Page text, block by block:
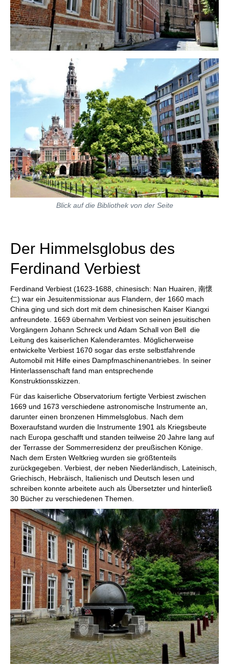
Blick auf die Bibliothek von der Seite
Der Himmelsglobus des
Ferdinand Verbiest
Ferdinand Verbiest (1623-1688, chinesisch: Nan Huairen, 南懷
仁) war ein Jesuitenmissionar aus Flandern, der 1660 mach
China ging und sich dort mit dem chinesischen Kaiser Kiangxi
anfreundete. 1669 übernahm Verbiest von seinen jesuitischen
Vorgängern Johann Schreck und Adam Schall von Bell die
Leitung des kaiserlichen Kalenderamtes. Möglicherweise
entwickelte Verbiest 1670 sogar das erste selbstfahrende
Automobil mit Hilfe eines Dampfmaschinenantriebes. In seiner
Hinterlassenschaft fand man entsprechende
Konstruktionsskizzen.
Für das kaiserliche Observatorium fertigte Verbiest zwischen
1669 und 1673 verschiedene astronomische Instrumente an,
darunter einen bronzenen Himmelsglobus. Nach dem
Boxeraufstand wurden die Instrumente 1901 als Kriegsbeute
nach Europa geschafft und standen teilweise 20 Jahre lang auf
der Terrasse der Sommerresidenz der preußischen Könige.
Nach dem Ersten Weltkrieg wurden sie größtenteils
zurückgegeben. Verbiest, der neben Niederländisch, Lateinisch,
Griechisch, Hebräisch, Italienisch und Deutsch lesen und
schreiben konnte arbeitete auch als Übersetzter und hinterließ
30 Bücher zu verschiedenen Themen.